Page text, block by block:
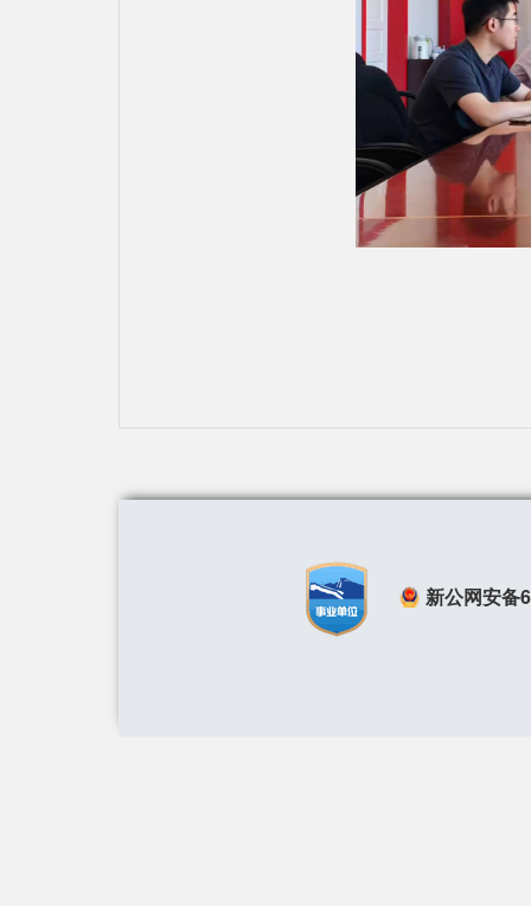
新公网安备